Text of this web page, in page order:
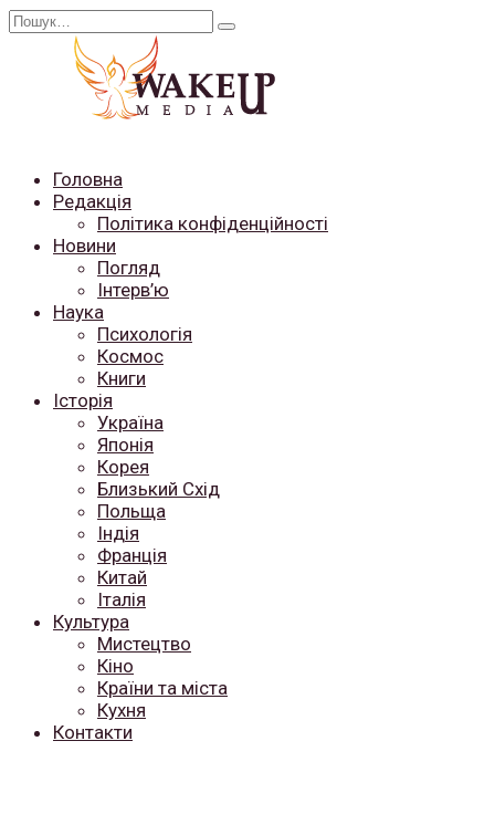
Перейти
Search
Головна
Редакція
Політика конфіденційності
Новини
Погляд
Інтерв’ю
Наука
Психологія
Космос
Книги
Історія
Україна
Японія
Корея
Близький Схід
Польща
Індія
Франція
Китай
Італія
Культура
Мистецтво
Кіно
Країни та міста
Кухня
Контакти